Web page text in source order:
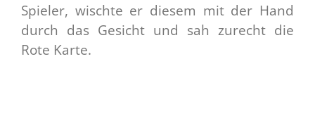
Spieler, wischte er diesem mit der Hand
durch das Gesicht und sah zurecht die
Rote Karte.